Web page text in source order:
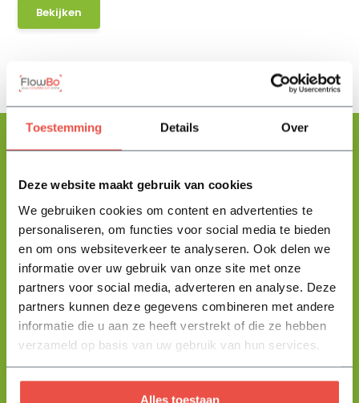
Toestemming Details Over
Deze website maakt gebruik van cookies
We gebruiken cookies om content en advertenties te
personaliseren, om functies voor social media te bieden
en om ons websiteverkeer te analyseren. Ook delen we
informatie over uw gebruik van onze site met onze
partners voor social media, adverteren en analyse. Deze
partners kunnen deze gegevens combineren met andere
informatie die u aan ze heeft verstrekt of die ze hebben
verzameld op basis van uw gebruik van hun services.
Alles toestaan
Bekijken
Floris helpt je graag
met zoeken!
Stuur mij een berichtje en ik help je jouw product uit te zoeken
en vertel je alles wat je moet weten.
Help mij kiezen
+31 344 23 44 64
info@flowbo.nl
De beste tuininspiraties per mail